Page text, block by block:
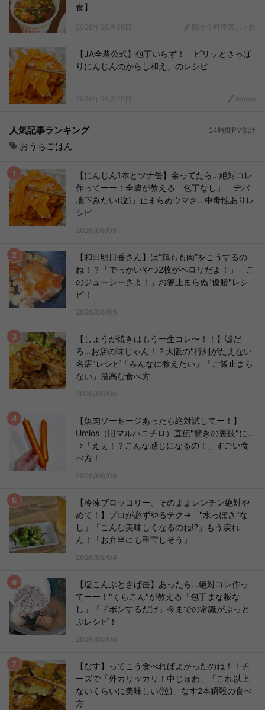
食】
2026年08月06日 脱サラ料理家ふらお
【JA全農公式】包丁いらず！「ピリッとさっぱ
りにんじんのからし和え」のレシピ
2026年08月05日 momo
人気記事ランキング 24時間PV集計
おうちごはん
【にんじん1本とツナ缶】余ってたら…絶対コレ
作ってーー！全農が教える「包丁なし」「デパ
地下みたい(泣)」止まらぬウマさ…中毒性ありレ
シピ
2026/08/05
【和田明日香さん】は“鶏もも肉”をこうするの
ね！？「でっかいやつ2枚がペロリだよ！」「こ
のジューシーさよ！」お箸止まらぬ"優勝"レシ
ピ！
2026/08/05
【しょうが焼きはもう一生コレ〜！！】嘘だ
ろ…お店の味じゃん！？大阪の"行列がたえない
名店"レシピ「みんなに教えたい」「ご飯止まら
ない」最高な食べ方
2026/08/06
【魚肉ソーセージあったら絶対試してー！】
Umios（旧マルハニチロ）直伝"驚きの裏技"に…
→「えぇ！？こんな感じになるの！」すごい食
べ方！
2026/08/06
【冷凍ブロッコリー、そのままレンチン絶対や
めて！】プロが必ずやるテク→「"水っぽさ"な
し」「こんな美味しくなるのね!?」もう戻れ
ん！「お弁当にも重宝しそう」
2026/08/04
【塩こんぶとさば缶】あったら…絶対コレ作っ
てーー！"くらこん"が教える「包丁まな板な
し」「ドボンするだけ」今までの常識がぶっと
ぶレシピ！
2026/08/06
【なす】ってこう食べればよかったのね！！チ
ーズで「外カリッカリ！中じゅわ」「これ以上
ないくらいに美味しい(泣)」なす2本瞬殺の食べ
方